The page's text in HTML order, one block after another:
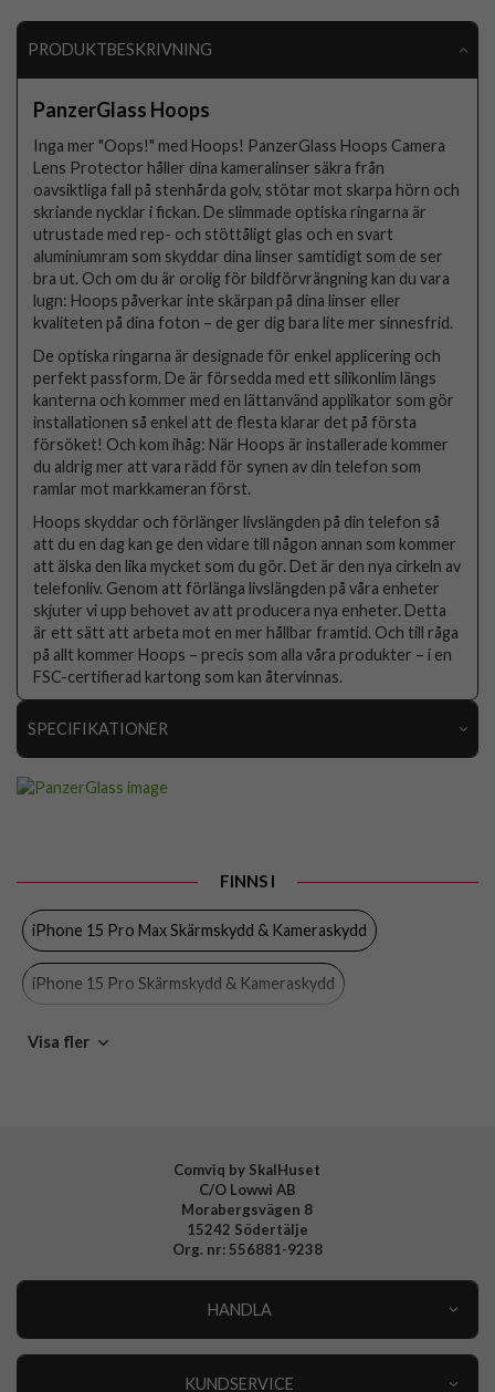
PRODUKTBESKRIVNING
PanzerGlass Hoops
Inga mer "Oops!" med Hoops! PanzerGlass Hoops Camera
Lens Protector håller dina kameralinser säkra från
oavsiktliga fall på stenhårda golv, stötar mot skarpa hörn och
skriande nycklar i fickan. De slimmade optiska ringarna är
utrustade med rep- och stöttåligt glas och en svart
aluminiumram som skyddar dina linser samtidigt som de ser
bra ut. Och om du är orolig för bildförvrängning kan du vara
lugn: Hoops påverkar inte skärpan på dina linser eller
kvaliteten på dina foton – de ger dig bara lite mer sinnesfrid.
De optiska ringarna är designade för enkel applicering och
perfekt passform. De är försedda med ett silikonlim längs
kanterna och kommer med en lättanvänd applikator som gör
installationen så enkel att de flesta klarar det på första
försöket! Och kom ihåg: När Hoops är installerade kommer
du aldrig mer att vara rädd för synen av din telefon som
ramlar mot markkameran först.
Hoops skyddar och förlänger livslängden på din telefon så
att du en dag kan ge den vidare till någon annan som kommer
att älska den lika mycket som du gör. Det är den nya cirkeln av
telefonliv. Genom att förlänga livslängden på våra enheter
skjuter vi upp behovet av att producera nya enheter. Detta
är ett sätt att arbeta mot en mer hållbar framtid. Och till råga
på allt kommer Hoops – precis som alla våra produkter – i en
FSC-certifierad kartong som kan återvinnas.
SPECIFIKATIONER
Färg Genomskinlig
Tillverkarens art nr
FINNS I
iPhone 15 Pro Max Skärmskydd & Kameraskydd
iPhone 15 Pro Skärmskydd & Kameraskydd
iPhone 15 Pro Max
Visa fler
Comviq by SkalHuset
C/O Lowwi AB
Morabergsvägen 8
15242 Södertälje
Org. nr: 556881-9238
HANDLA
KUNDSERVICE